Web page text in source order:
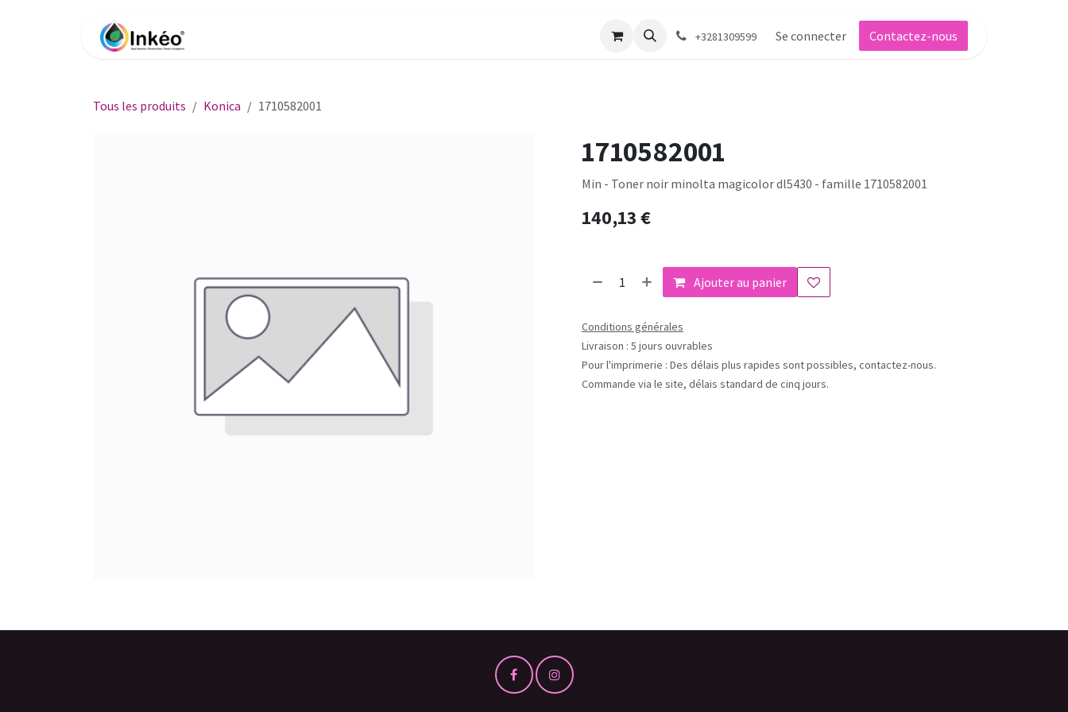
+3281309599 Se connecter Contactez-nous
Tous les produits Konica 1710582001
1710582001
Min - Toner noir minolta magicolor dl5430 - famille 1710582001
140,13€
Ajouter au panier
Conditions générales
Livraison : 5 jours ouvrables
Pour l'imprimerie : Des délais plus rapides sont possibles, contactez-nous.
Commande via le site, délais standard de cinq jours.